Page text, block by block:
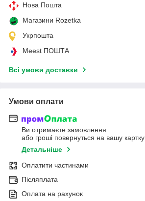
Нова Пошта
Магазини Rozetka
Укрпошта
Meest ПОШТА
Всі умови доставки
Умови оплати
Ви отримаєте замовлення
або гроші повернуться на вашу картку
Детальніше
Оплатити частинами
Післяплата
Оплата на рахунок